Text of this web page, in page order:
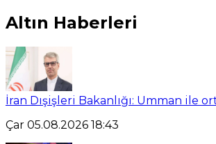
Altın Haberleri
İran Dışişleri Bakanlığı: Umman ile
Çar 05.08.2026 18:43